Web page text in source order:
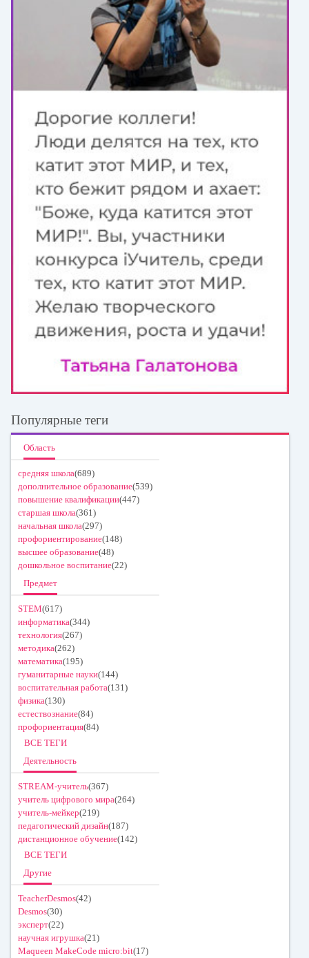
Популярные теги
Область
средняя школа(689)
дополнительное образование(539)
повышение квалификации(447)
старшая школа(361)
начальная школа(297)
профориентирование(148)
высшее образование(48)
дошкольное воспитание(22)
Предмет
STEM(617)
информатика(344)
технология(267)
методика(262)
математика(195)
гуманитарные науки(144)
воспитательная работа(131)
физика(130)
естествознание(84)
профориентация(84)
ВСЕ ТЕГИ
Деятельность
STREAM-учитель(367)
учитель цифрового мира(264)
учитель-мейкер(219)
педагогический дизайн(187)
дистанционное обучение(142)
ВСЕ ТЕГИ
Другие
TeacherDesmos(42)
Desmos(30)
эксперт(22)
научная игрушка(21)
Maqueen MakeCode micro:bit(17)